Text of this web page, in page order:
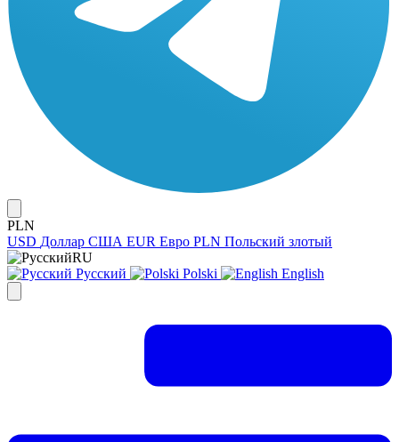
PLN
USD Доллар США EUR Евро PLN Польский злотый
RU
Русский
Polski English